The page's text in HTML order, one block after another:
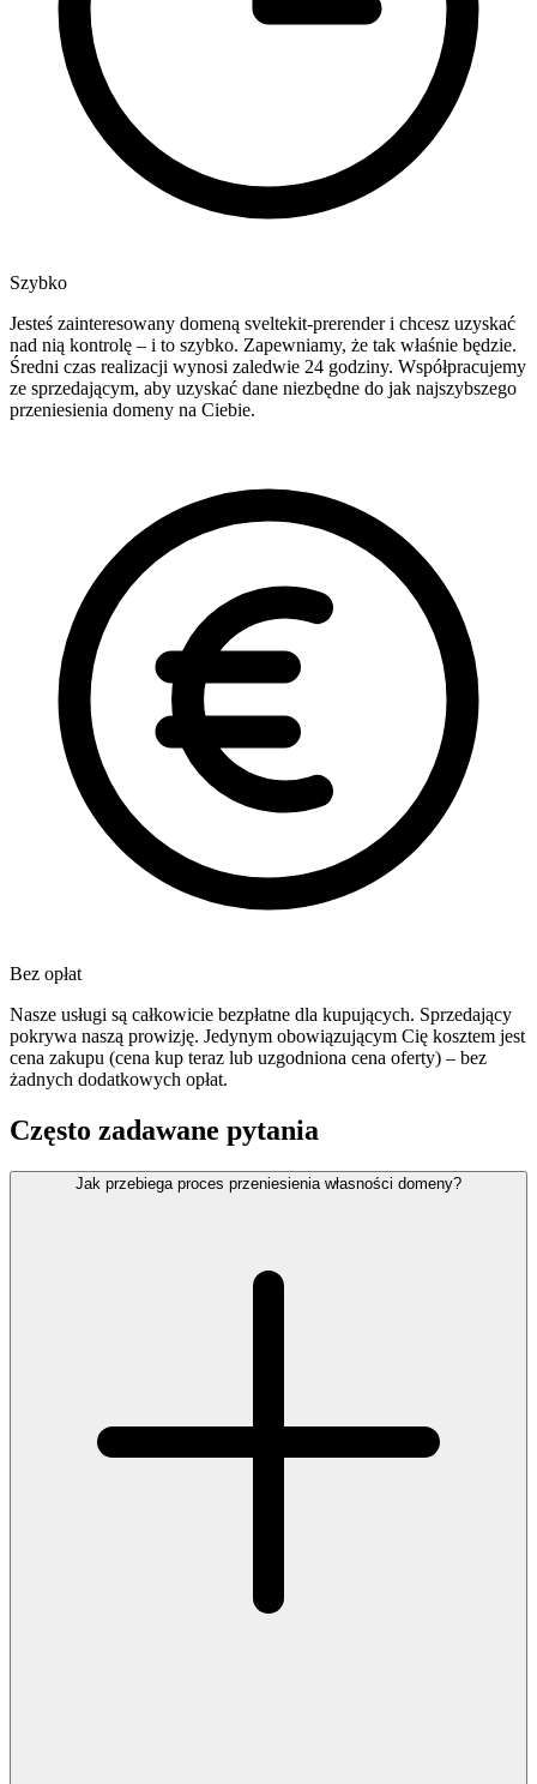
Szybko
Jesteś zainteresowany domeną sveltekit-prerender i chcesz uzyskać
nad nią kontrolę – i to szybko. Zapewniamy, że tak właśnie będzie.
Średni czas realizacji wynosi zaledwie 24 godziny. Współpracujemy
ze sprzedającym, aby uzyskać dane niezbędne do jak najszybszego
przeniesienia domeny na Ciebie.
Bez opłat
Nasze usługi są całkowicie bezpłatne dla kupujących. Sprzedający
pokrywa naszą prowizję. Jedynym obowiązującym Cię kosztem jest
cena zakupu (cena kup teraz lub uzgodniona cena oferty) – bez
żadnych dodatkowych opłat.
Często zadawane pytania
Jak przebiega proces przeniesienia własności domeny?